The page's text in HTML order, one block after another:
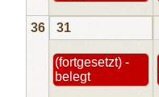
36 31
(fortgesetzt) -
belegt